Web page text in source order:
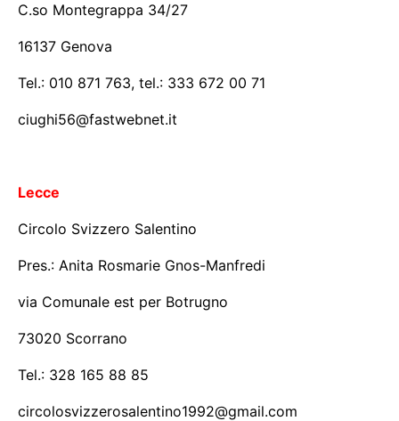
C.so Montegrappa 34/27
16137 Genova
Tel.: 010 871 763, tel.: 333 672 00 71
ciughi56@fastwebnet.it
Lecce
Circolo Svizzero Salentino
Pres.: Anita Rosmarie Gnos-Manfredi
via Comunale est per Botrugno
73020 Scorrano
Tel.: 328 165 88 85
circolosvizzerosalentino1992@gmail.com